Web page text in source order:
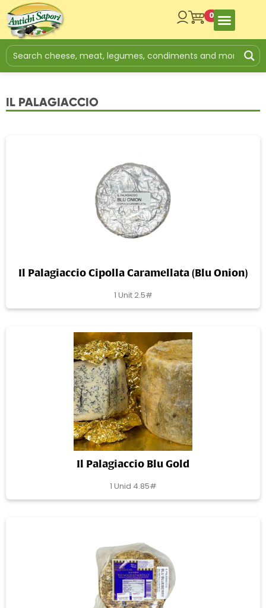
0
IL PALAGIACCIO
Il Palagiaccio Cipolla Caramellata (Blu Onion)
1 Unit 2.5#
Il Palagiaccio Blu Gold
1 Unid 4.85#